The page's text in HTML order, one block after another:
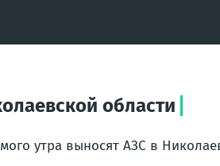
области
утра выносят АЗС в